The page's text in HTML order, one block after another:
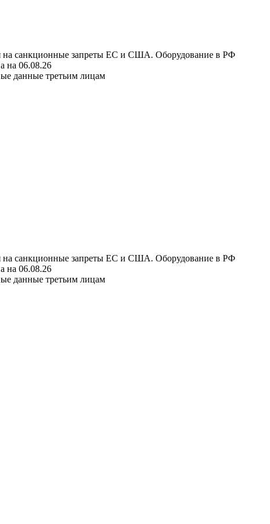
на санкционные запреты ЕС и США. Оборудование в РФ
на 06.08.26
данные третьим лицам
на санкционные запреты ЕС и США. Оборудование в РФ
на 06.08.26
данные третьим лицам